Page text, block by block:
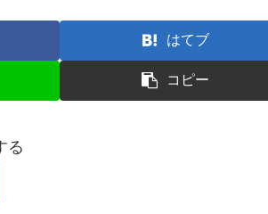
はてブ
コピー
る